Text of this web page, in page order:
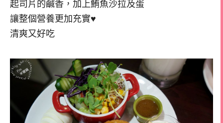
起司片的鹹香，加上鮪魚沙拉及蛋
讓整個營養更加充實♥
清爽又好吃